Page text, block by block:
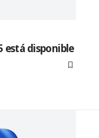
está disponible